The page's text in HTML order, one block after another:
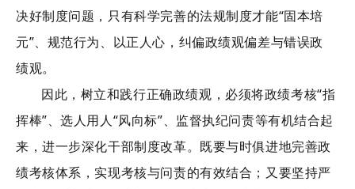
决好制度问题，只有科学完善的法规制度才能“固本培
元”、规范行为、以正人心，纠偏政绩观偏差与错误政
绩观。
因此，树立和践行正确政绩观，必须将政绩考核“指
挥棒”、选人用人“风向标”、监督执纪问责等有机结合起
来，进一步深化干部制度改革。既要与时俱进地完善政
绩考核体系，实现考核与问责的有效结合；又要坚持严